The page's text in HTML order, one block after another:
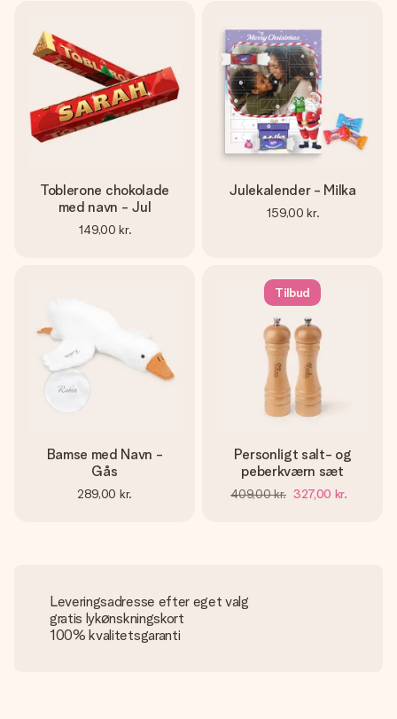
Toblerone chokolade
med navn - Jul
149,00 kr.
Julekalender - Milka
159,00 kr.
Bamse med Navn -
Gås
289,00 kr.
Tilbud
Personligt salt- og
peberkværn sæt
409,00 kr. 327,00 kr.
Leveringsadresse efter eget valg
gratis lykønskningskort
100% kvalitetsgaranti